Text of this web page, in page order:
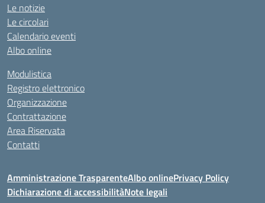
Le notizie
Le circolari
Calendario eventi
Albo online
Modulistica
Registro elettronico
Organizzazione
Contrattazione
Area Riservata
Contatti
Amministrazione TrasparenteAlbo onlinePrivacy Policy
Dichiarazione di accessibilitàNote legali